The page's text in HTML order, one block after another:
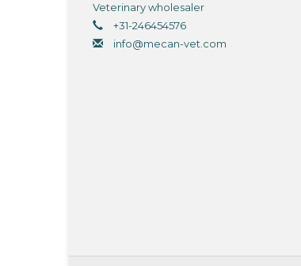
Veterinary wholesaler
+31-246454576
info@mecan-vet.com